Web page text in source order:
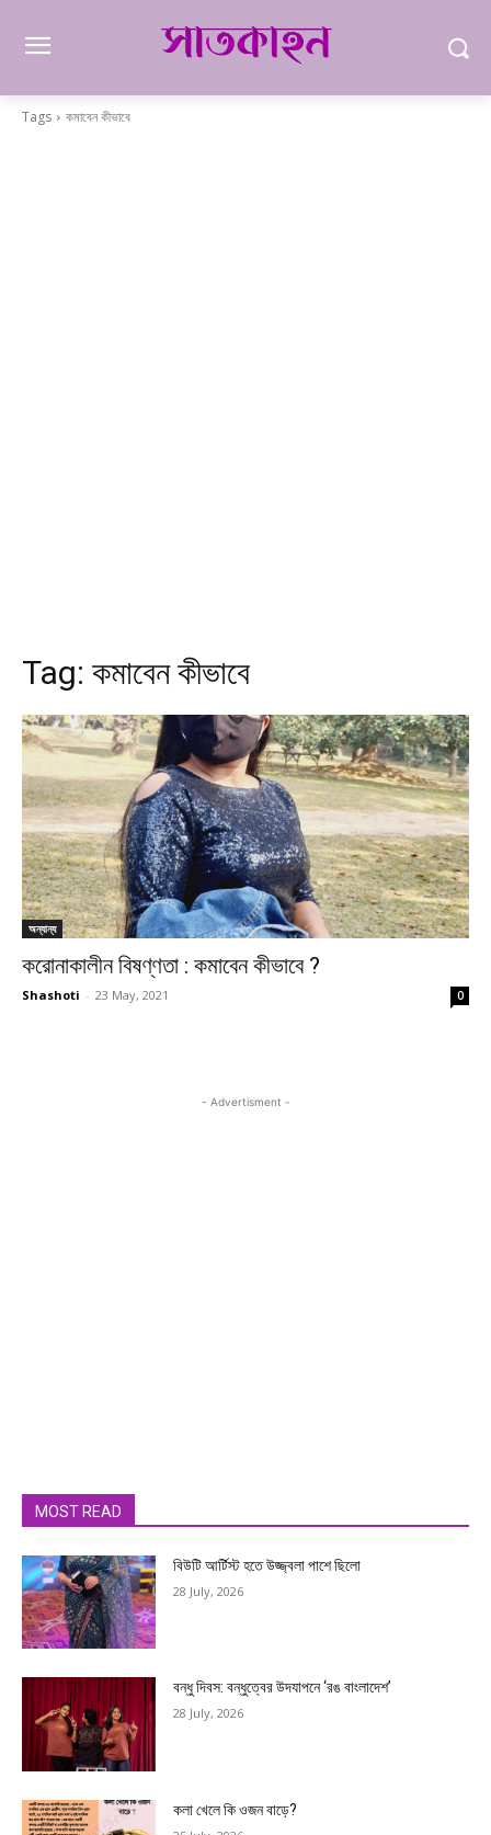
Tags কমাবেন কীভাবে
Tag: কমাবেন কীভাবে
অন্যান্য
করোনাকালীন বিষণ্ণতা : কমাবেন কীভাবে ?
Shashoti - 23 May, 2021 0
- Advertisment -
MOST READ
বিউটি আর্টিস্ট হতে উজ্জ্বলা পাশে ছিলো
28 July, 2026
বন্ধু দিবস: বন্ধুত্বের উদযাপনে ‘রঙ বাংলাদেশ’
28 July, 2026
কলা খেলে কি ওজন বাড়ে?